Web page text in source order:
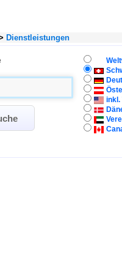
Dienstleistungen
inkl.